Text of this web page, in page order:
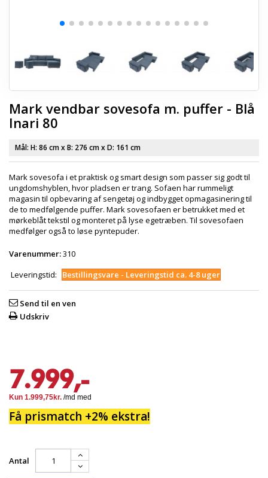
Mark vendbar sovesofa m. puffer - Blå
Inari 80
Mål: H: 86 cmx B: 276 cmx D: 161 cm
Mark sovesofa i et praktisk og smart design som passer sig godt til
ungdomshyblen, hvor pladsen er trang. Sofaen har rummeligt
magasin til opbevaring af sengetøj og indbygget opmagasinering til
de to medfølgende puffer. Mark sovesofaen er betrukket med et
mørkeblåt tekstil og monteret på lyse egetræben. Til sovesofaen
medfølger også to løse pyntepuder.
Varenummer:310
Leveringstid:
Bestillingsvare - Leveringstid ca. 4-8 uger
Send til en ven
Udskriv
7.999,-
Få prismatch +2% ekstra!
Antal